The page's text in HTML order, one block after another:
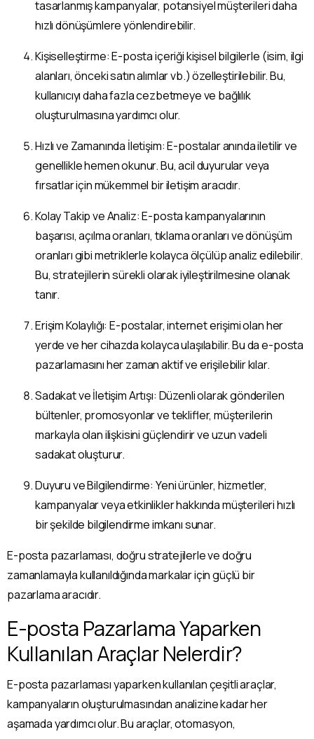
tasarlanmış kampanyalar, potansiyel müşterileri daha
hızlı dönüşümlere yönlendirebilir.
Kişiselleştirme: E-posta içeriği kişisel bilgilerle (isim, ilgi
alanları, önceki satın alımlar vb.) özelleştirilebilir. Bu,
kullanıcıyı daha fazla cezbetmeye ve bağlılık
oluşturulmasına yardımcı olur.
Hızlı ve Zamanında İletişim: E-postalar anında iletilir ve
genellikle hemen okunur. Bu, acil duyurular veya
fırsatlar için mükemmel bir iletişim aracıdır.
Kolay Takip ve Analiz: E-posta kampanyalarının
başarısı, açılma oranları, tıklama oranları ve dönüşüm
oranları gibi metriklerle kolayca ölçülüp analiz edilebilir.
Bu, stratejilerin sürekli olarak iyileştirilmesine olanak
tanır.
Erişim Kolaylığı: E-postalar, internet erişimi olan her
yerde ve her cihazda kolayca ulaşılabilir. Bu da e-posta
pazarlamasını her zaman aktif ve erişilebilir kılar.
Sadakat ve İletişim Artışı: Düzenli olarak gönderilen
bültenler, promosyonlar ve teklifler, müşterilerin
markayla olan ilişkisini güçlendirir ve uzun vadeli
sadakat oluşturur.
Duyuru ve Bilgilendirme: Yeni ürünler, hizmetler,
kampanyalar veya etkinlikler hakkında müşterileri hızlı
bir şekilde bilgilendirme imkanı sunar.
E-posta pazarlaması, doğru stratejilerle ve doğru
zamanlamayla kullanıldığında markalar için güçlü bir
pazarlama aracıdır.
E-posta Pazarlama Yaparken
Kullanılan Araçlar Nelerdir?
E-posta pazarlaması yaparken kullanılan çeşitli araçlar,
kampanyaların oluşturulmasından analizine kadar her
aşamada yardımcı olur. Bu araçlar, otomasyon,